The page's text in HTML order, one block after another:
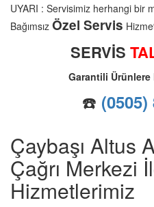
UYARI : Servisimiz herhangi bir
Bağımsız Özel Servis
SERVİS
Garantili Ürünlere
☎️ (0505)
Çaybaşı Altus
Çağrı Merkezi
Hizmetlerimiz